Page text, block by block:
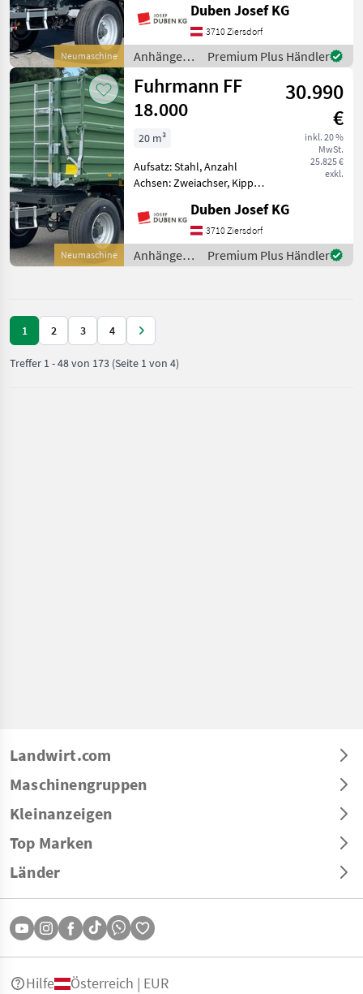
Neumaschine
Bremse: Hydraulische
Bremse, Pendel-
Bordwände, Typenschein
Ausstellungsmaschine zum
Aktionspr
Duben Josef KG
3710 Ziersdorf
Anhänger /
Fuhrmann
Premium Plus Händler
Neumaschine
Fuhrmann FF
18.000
30.990
€
inkl. 20 %
MwSt.
25.825 €
exkl.
20 m³
Aufsatz: Stahl, Anzahl
Achsen: Zweiachser, Kipper-
Bremse: Druckluftbremse,
Pendel-Bordwände,
Typenschein Aktionspreis:
40-km/h-Ausführung, 5150
Duben Josef KG
3710 Ziersdorf
Anhänger /
Fuhrmann
Premium Plus Händler
1 2 3 4
Treffer 1-48von 173 (Seite 1 von 4)
Landwirt.com
Maschinengruppen
Kleinanzeigen
Top Marken
Länder
Hilfe Österreich | EUR